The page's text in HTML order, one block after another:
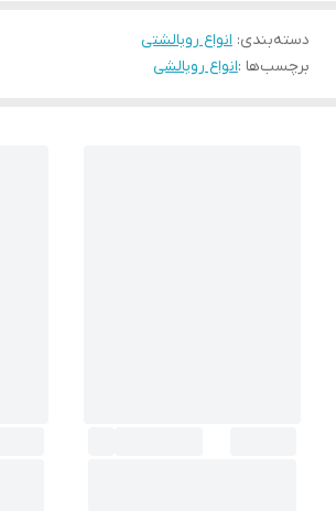
دسته‌بندی: انواع روبالشتی
برچسب‌ها :انواع روبالشی